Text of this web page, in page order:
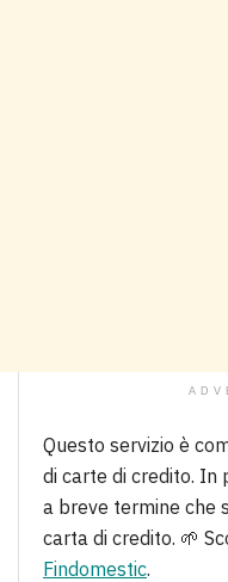
Questo servizio è
di carte di credito. In
a breve termine che
carta di credito. 🌱
Findomestic.